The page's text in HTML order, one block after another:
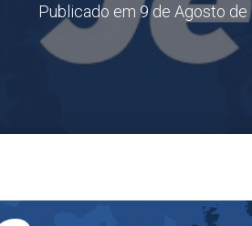
Publicado em 9 de Agosto de